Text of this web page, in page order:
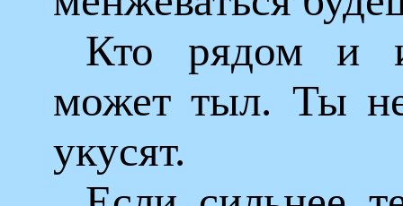
Кто рядом и
может тыл. Ты
укусят.